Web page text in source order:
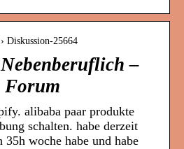
Diskussion-25664
–
Forum
alibaba paar produkte
schalten. habe derzeit
woche habe und habe